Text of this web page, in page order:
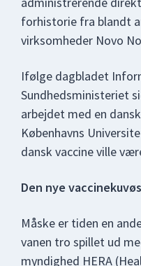
forhistorie fra blandt
virksomheder Novo
Ifølge dagbladet
Sundhedsministeriet
arbejdet med en
Københavns
dansk vaccine ville
Den nye
Måske er tiden en
vanen tro spillet ud
myndighed HERA